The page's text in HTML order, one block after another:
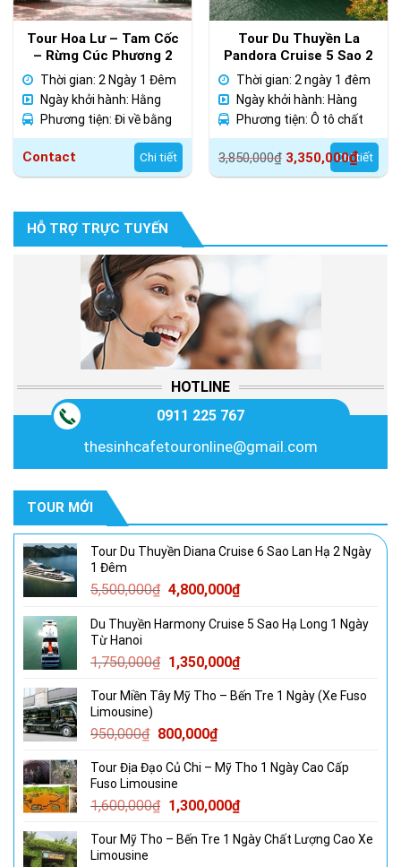
HỖ TRỢ TRỰC TUYẾN
HOTLINE
0911 225 767
thesinhcafetouronline@gmail.com
TOUR MỚI
Tour Du Thuyền Diana Cruise 6 Sao Lan Hạ 2 Ngày
1 Đêm
5,500,000₫ Giá
là:
4,800,000₫Giá
tại
4,800,000₫.
Du Thuyền Harmony Cruise 5 Sao Hạ Long 1 Ngày
Từ Hanoi
1,750,000₫ Giá
là:
1,350,000₫Giá
tại
Tour Miền Tây Mỹ Tho – Bến Tre 1 Ngày (Xe Fuso
Limousine)
950,000₫ Giá
là:
950,000₫.
800,000₫Giá
tại
800,000₫.
Tour Địa Đạo Củ Chi – Mỹ Tho 1 Ngày Cao Cấp
Fuso Limousine
1,600,000₫ Giá
là:
1,300,000₫Giá
tại
Tour Mỹ Tho – Bến Tre 1 Ngày Chất Lượng Cao Xe
Limousine
Tour Hoa Lư – Tam Cốc
– Rừng Cúc Phương 2
Ngày 1 Đêm
Thời gian: 2 Ngày 1 Đêm
Ngày khởi hành: Hằng
ngày
Phương tiện: Đi về bằng
xe ô tô chất lượng cao
Contact Chi tiết
Tour Du Thuyền La
Pandora Cruise 5 Sao 2
Ngày 1 Đêm
Thời gian: 2 ngày 1 đêm
Ngày khởi hành: Hàng
ngày
Phương tiện: Ô tô chất
lượng cao
3,850,000₫
Giá
gốc
3,350,000₫
Giá
hiện
3,350,000₫.
Chi tiết